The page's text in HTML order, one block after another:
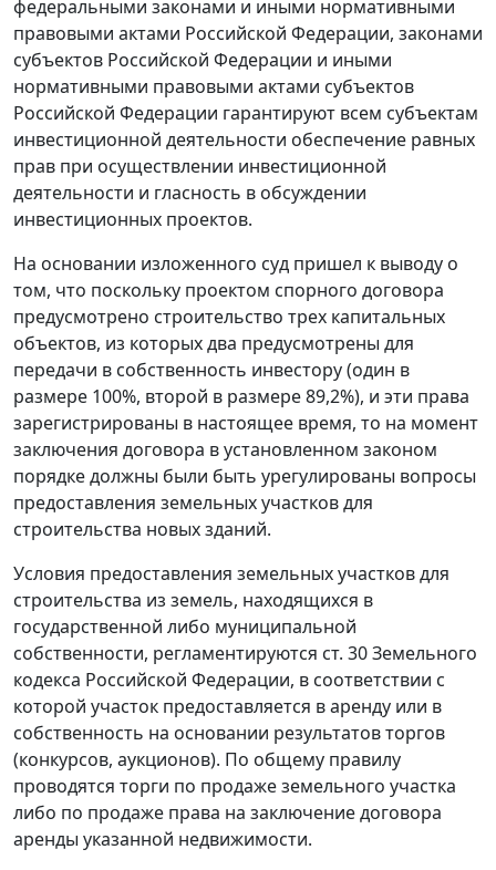
федеральными законами и иными нормативными
правовыми актами Российской Федерации, законами
субъектов Российской Федерации и иными
нормативными правовыми актами субъектов
Российской Федерации гарантируют всем субъектам
инвестиционной деятельности обеспечение равных
прав при осуществлении инвестиционной
деятельности и гласность в обсуждении
инвестиционных проектов.
На основании изложенного суд пришел к выводу о
том, что поскольку проектом спорного договора
предусмотрено строительство трех капитальных
объектов, из которых два предусмотрены для
передачи в собственность инвестору (один в
размере 100%, второй в размере 89,2%), и эти права
зарегистрированы в настоящее время, то на момент
заключения договора в установленном законом
порядке должны были быть урегулированы вопросы
предоставления земельных участков для
строительства новых зданий.
Условия предоставления земельных участков для
строительства из земель, находящихся в
государственной либо муниципальной
собственности, регламентируются ст. 30Земельного
кодекса Российской Федерации, в соответствии с
которой участок предоставляется в аренду или в
собственность на основании результатов торгов
(конкурсов, аукционов). По общему правилу
проводятся торги по продаже земельного участка
либо по продаже права на заключение договора
аренды указанной недвижимости.